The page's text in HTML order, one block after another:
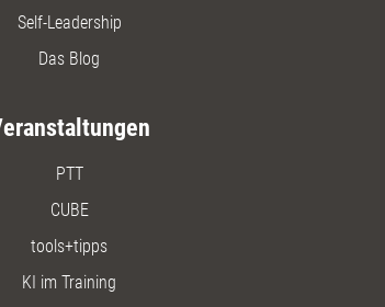
Self-Leadership
Das Blog
PTT
CUBE
tools+tipps
KI im Training